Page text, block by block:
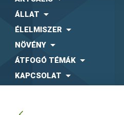
ÁLLAT
ÉLELMISZER
NÖVÉNY
ÁTFOGÓ TÉMÁK
KAPCSOLAT